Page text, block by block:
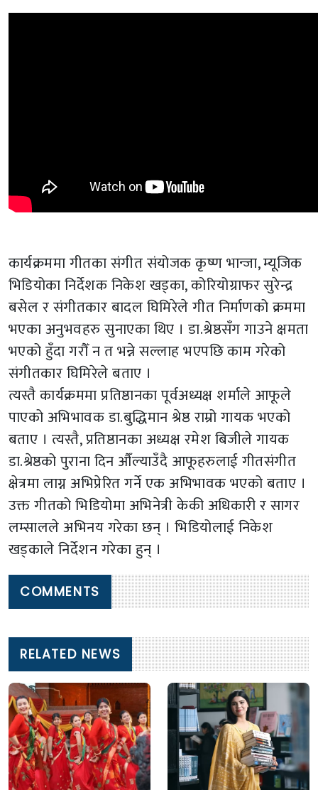
कार्यक्रममा गीतका संगीत संयोजक कृष्ण भान्जा, म्यूजिक
भिडियोका निर्देशक निकेश खड्का, कोरियोग्राफर सुरेन्द्र
बसेल र संगीतकार बादल घिमिरेले गीत निर्माणको क्रममा
भएका अनुभवहरु सुनाएका थिए । डा.श्रेष्ठसँग गाउने क्षमता
भएको हुँदा गरौँ न त भन्ने सल्लाह भएपछि काम गरेको
संगीतकार घिमिरेले बताए ।
त्यस्तै कार्यक्रममा प्रतिष्ठानका पूर्वअध्यक्ष शर्माले आफूले
पाएको अभिभावक डा.बुद्धिमान श्रेष्ठ राम्रो गायक भएको
बताए । त्यस्तै, प्रतिष्ठानका अध्यक्ष रमेश बिजीले गायक
डा.श्रेष्ठको पुराना दिन औँल्याउँदै आफूहरुलाई गीतसंगीत
क्षेत्रमा लाग्न अभिप्रेरित गर्ने एक अभिभावक भएको बताए ।
उक्त गीतको भिडियोमा अभिनेत्री केकी अधिकारी र सागर
लम्सालले अभिनय गरेका छन् । भिडियोलाई निकेश
खड्काले निर्देशन गरेका हुन् ।
COMMENTS
RELATED NEWS